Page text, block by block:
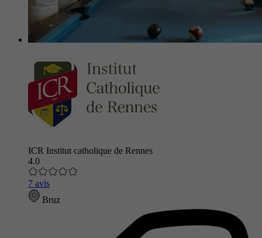
ICR Institut catholique de Rennes
4.0
7 avis
Bruz